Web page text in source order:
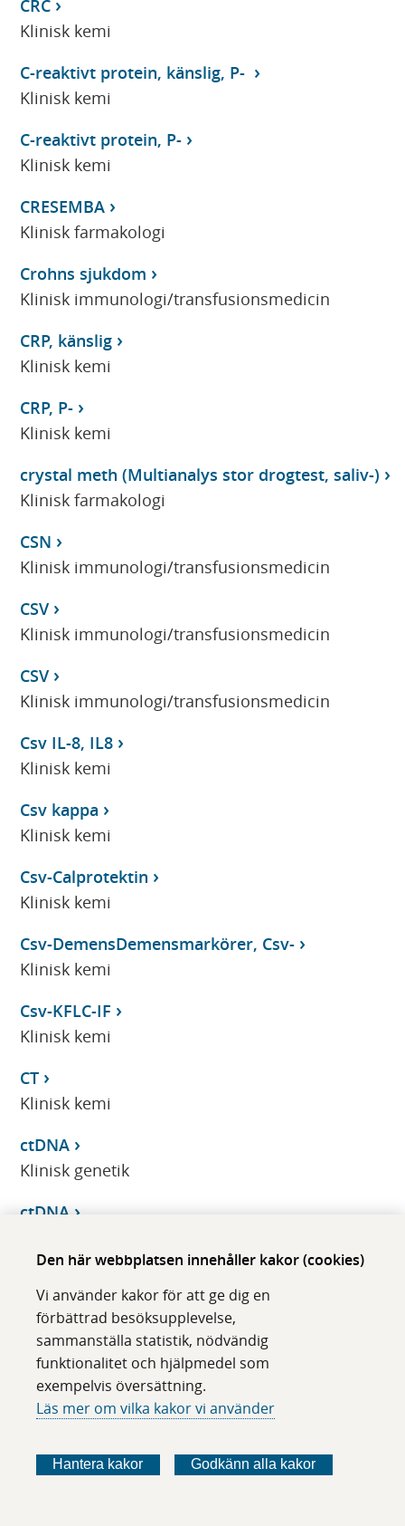
Den här webbplatsen innehåller kakor (cookies)
Vi använder kakor för att ge dig en
förbättrad besöksupplevelse,
sammanställa statistik, nödvändig
funktionalitet och hjälpmedel som
exempelvis översättning.
Läs mer om vilka kakor vi använder
Hantera kakor Godkänn alla kakor
CRC
Klinisk kemi
C-reaktivt protein, känslig, P-
Klinisk kemi
C-reaktivt protein, P-
Klinisk kemi
CRESEMBA
Klinisk farmakologi
Crohns sjukdom
Klinisk immunologi/transfusionsmedicin
CRP, känslig
Klinisk kemi
CRP, P-
Klinisk kemi
crystal meth (Multianalys stor drogtest, saliv-)
Klinisk farmakologi
CSN
Klinisk immunologi/transfusionsmedicin
CSV
Klinisk immunologi/transfusionsmedicin
CSV
Klinisk immunologi/transfusionsmedicin
Csv IL-8, IL8
Klinisk kemi
Csv kappa
Klinisk kemi
Csv-Calprotektin
Klinisk kemi
Csv-DemensDemensmarkörer, Csv-
Klinisk kemi
Csv-KFLC-IF
Klinisk kemi
CT
Klinisk kemi
ctDNA
Klinisk genetik
ctDNA
Klinisk kemi
Ctx
Klinisk kemi
Cubicin
CV2